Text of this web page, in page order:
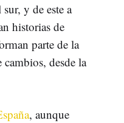
y de este a
historias de
parte de la
desde la
, aunque